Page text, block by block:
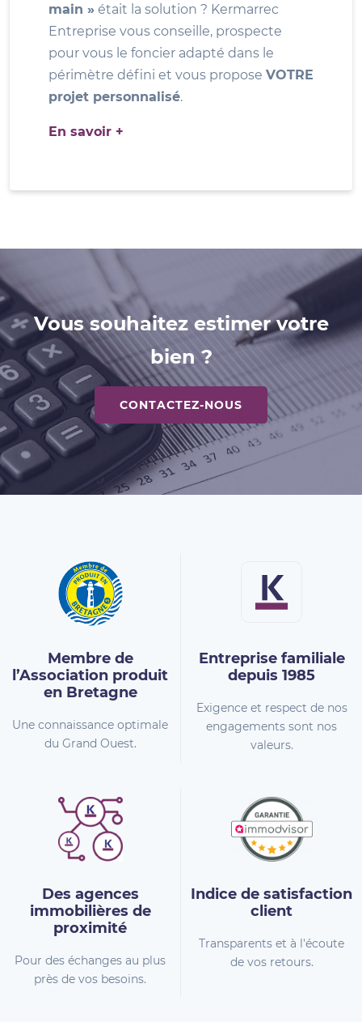
main » était la solution ? Kermarrec
Entreprise vous conseille, prospecte
pour vous le foncier adapté dans le
périmètre défini et vous propose VOTRE
projet personnalisé.
En savoir +
Vous souhaitez estimer votre
bien ?
CONTACTEZ-NOUS
Membre de
l’Association produit
en Bretagne
Une connaissance optimale
du Grand Ouest.
Entreprise familiale
depuis 1985
Exigence et respect de nos
engagements sont nos
valeurs.
Des agences
immobilières de
proximité
Pour des échanges au plus
près de vos besoins.
Indice de satisfaction
client
Transparents et à l'écoute
de vos retours.